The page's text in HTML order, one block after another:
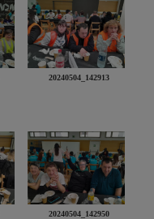
20240504_142913
20240504_142950